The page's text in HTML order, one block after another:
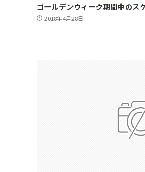
ゴールデンウィーク期間中のス
2018年4月28日